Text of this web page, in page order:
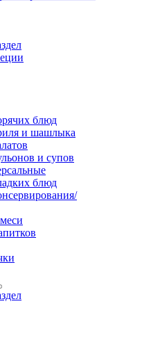
блюд
и шашлыка
и супов
блюд